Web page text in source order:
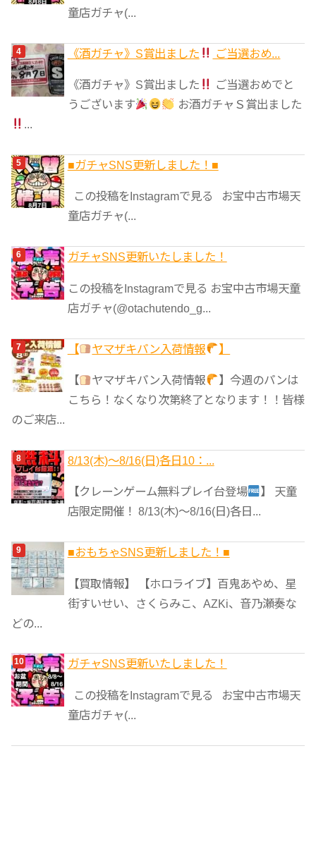
童店ガチャ(...
《酒ガチャ》S賞出ました ご当選おめ...
《酒ガチャ》S賞出ました
ご当選おめでと
うございます
お酒ガチャＳ賞出ました
...
■ガチャSNS更新しました！■
この投稿をInstagramで見る お宝中古市場天
童店ガチャ(...
ガチャSNS更新いたしました！
この投稿をInstagramで見る お宝中古市場天童
店ガチャ(@otachutendo_g...
【 ヤマザキパン入荷情報 】
【 ヤマザキパン入荷情報
】今週のパンは
こちら！なくなり次第終了となります！！皆様
のご来店...
8/13(木)～8/16(日)各日10：...
【クレーンゲーム無料プレイ台登場
】 天童
店限定開催！ 8/13(木)～8/16(日)各日...
■おもちゃSNS更新しました！■
【買取情報】 【ホロライブ】百鬼あやめ、星
街すいせい、さくらみこ、AZKi、音乃瀬奏な
どの...
ガチャSNS更新いたしました！
この投稿をInstagramで見る お宝中古市場天
童店ガチャ(...